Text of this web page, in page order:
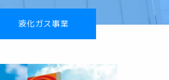
液化ガス事業